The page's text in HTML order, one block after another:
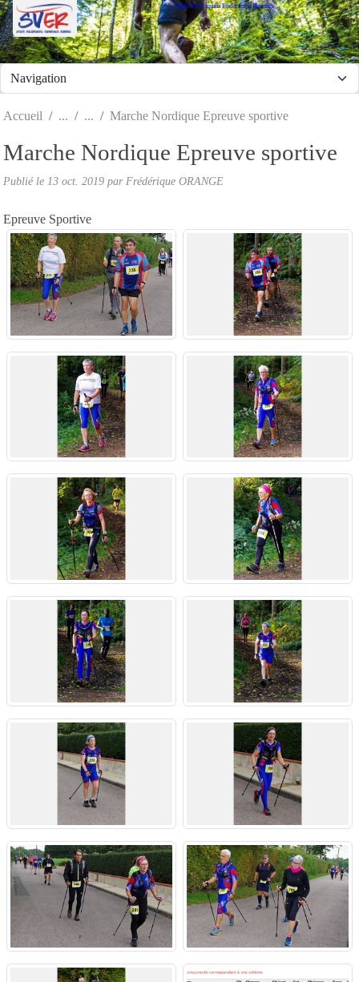
Stade Valeriquais Endurance Running
Accueil Marche Nordique Epreuve sportive
Marche Nordique Epreuve sportive
Publié le 13 oct. 2019 par Frédérique ORANGE
Epreuve Sportive
Panneau de gestion des cookies